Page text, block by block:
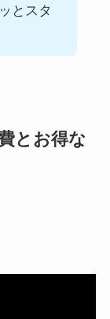
とスタ
とお得な